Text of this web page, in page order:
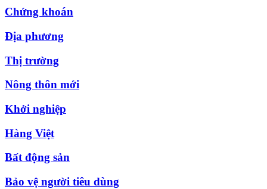
Chứng khoán
Địa phương
Thị trường
Nông thôn mới
Khởi nghiệp
Hàng Việt
Bất động sản
Bảo vệ người tiêu dùng